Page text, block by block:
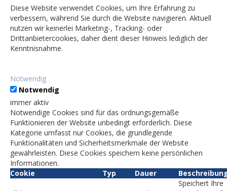
Diese Website verwendet Cookies, um Ihre Erfahrung zu
verbessern, während Sie durch die Website navigieren. Aktuell
nutzen wir keinerlei Marketing-, Tracking- oder
Drittanbietercookies, daher dient dieser Hinweis lediglich der
Kenntnisnahme.
Notwendig
Notwendig
immer aktiv
Notwendige Cookies sind für das ordnungsgemäße
Funktionieren der Website unbedingt erforderlich. Diese
Kategorie umfasst nur Cookies, die grundlegende
Funktionalitäten und Sicherheitsmerkmale der Website
gewährleisten. Diese Cookies speichern keine persönlichen
Informationen.
Cookie
Typ Dauer
Speichert Ihre